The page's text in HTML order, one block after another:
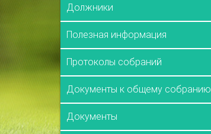
Должники
Полезная информация
Протоколы собраний
Документы к общему собранию
Документы